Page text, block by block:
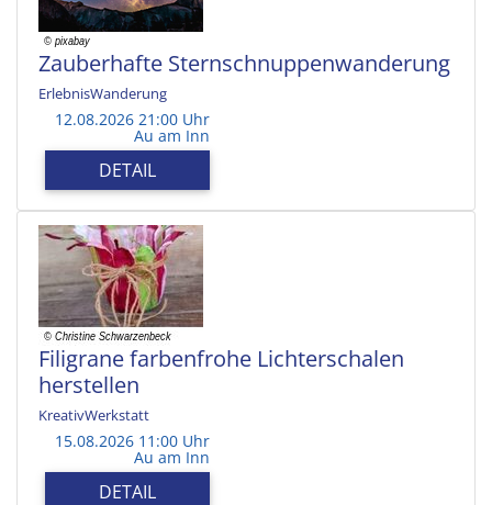
Zauberhafte Sternschnuppenwanderung
ErlebnisWanderung
12.08.2026 21:00 Uhr
Au am Inn
DETAIL
Filigrane farbenfrohe Lichterschalen
herstellen
KreativWerkstatt
15.08.2026 11:00 Uhr
Au am Inn
DETAIL